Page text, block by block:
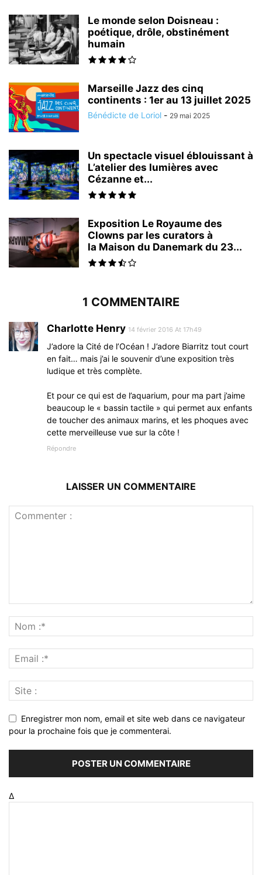
Le monde selon Doisneau :
poétique, drôle, obstinément
humain
Marseille Jazz des cinq
continents : 1er au 13 juillet 2025
Bénédicte de Loriol - 29 mai 2025
Un spectacle visuel éblouissant à
L’atelier des lumières avec
Cézanne et...
Exposition Le Royaume des
Clowns par les curators à
la Maison du Danemark du 23...
1 COMMENTAIRE
Charlotte Henry 14 février 2016 At 17h49
J’adore la Cité de l’Océan ! J’adore Biarritz tout court
en fait… mais j’ai le souvenir d’une exposition très
ludique et très complète.
Et pour ce qui est de l’aquarium, pour ma part j’aime
beaucoup le « bassin tactile » qui permet aux enfants
de toucher des animaux marins, et les phoques avec
cette merveilleuse vue sur la côte !
Répondre
LAISSER UN COMMENTAIRE
Enregistrer mon nom, email et site web dans ce navigateur
pour la prochaine fois que je commenterai.
Δ